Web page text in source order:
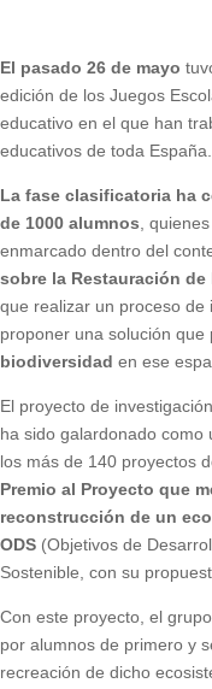
El pasado 26 de mayo
edición de los Juegos
educativo en el que han
educativos de toda España.
La fase clasificatoria ha
de 1000 alumnos ,
enmarcado dentro del
sobre la Restauración de
que realizar un proceso de
proponer una solución que
biodiversidad en ese
El proyecto de
ha sido galardonado como
los más de 140 proyectos
Premio al Proyecto que
reconstrucción de un
ODS (Objetivos de
Sostenible, con su
Con este proyecto, el
por alumnos de primero y
recreación de dicho